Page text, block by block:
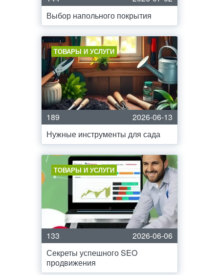
Выбор напольного покрытия
ТОВАРЫ И УСЛУГИ
189
2026-06-13
Нужные инструменты для сада
ТОВАРЫ И УСЛУГИ
133
2026-06-06
Секреты успешного SEO
продвижения